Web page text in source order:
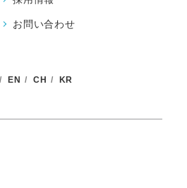
お問い合わせ
EN CH KR